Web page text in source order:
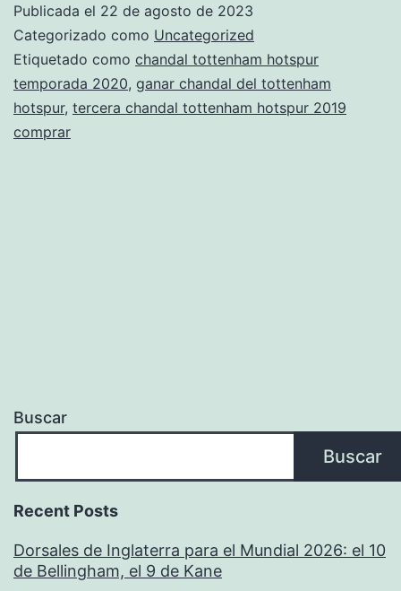
Publicada el 22 de agosto de 2023
Categorizado como Uncategorized
Etiquetado como chandal tottenham hotspur
temporada 2020, ganar chandal del tottenham
hotspur, tercera chandal tottenham hotspur 2019
comprar
Buscar
Buscar
Recent Posts
Dorsales de Inglaterra para el Mundial 2026: el 10
de Bellingham, el 9 de Kane